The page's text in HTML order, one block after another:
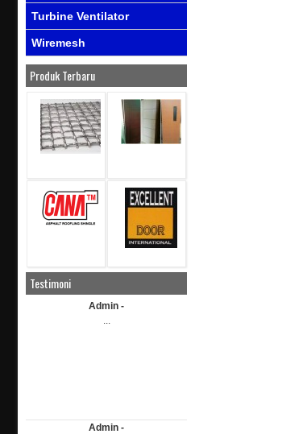
Turbine Ventilator
Wiremesh
Produk Terbaru
Testimoni
Admin -
...
Admin -